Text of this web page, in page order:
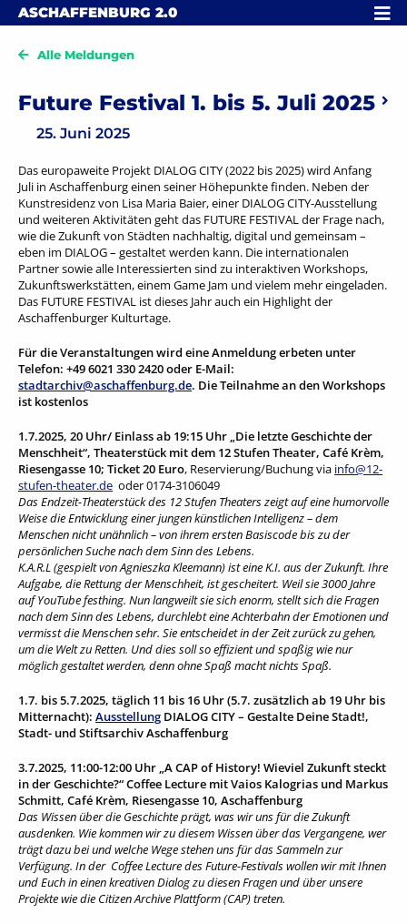
Skip to content
ASCHAFFENBURG 2.0 MENÜ
Alle Meldungen
Beitragsnavigation
Vorheriger: Ausstellungseröffnung im Schönborner Hof
Future Festival 1. bis 5. Juli 2025
25. Juni 2025
Das europaweite Projekt DIALOG CITY (2022 bis 2025) wird Anfang
Juli in Aschaffenburg einen seiner Höhepunkte finden. Neben der
Kunstresidenz von Lisa Maria Baier, einer DIALOG CITY-Ausstellung
und weiteren Aktivitäten geht das FUTURE FESTIVAL der Frage nach,
wie die Zukunft von Städten nachhaltig, digital und gemeinsam –
eben im DIALOG – gestaltet werden kann. Die internationalen
Partner sowie alle Interessierten sind zu interaktiven Workshops,
Zukunftswerkstätten, einem Game Jam und vielem mehr eingeladen.
Das FUTURE FESTIVAL ist dieses Jahr auch ein Highlight der
Aschaffenburger Kulturtage.
Für die Veranstaltungen wird eine Anmeldung erbeten unter
Telefon: +49 6021 330 2420 oder E-Mail:
stadtarchiv@aschaffenburg.de. Die Teilnahme an den Workshops
ist kostenlos
1.7.2025, 20 Uhr/ Einlass ab 19:15 Uhr „Die letzte Geschichte der
Menschheit“, Theaterstück mit dem 12 Stufen Theater, Café Krèm,
Riesengasse 10; Ticket 20 Euro, Reservierung/Buchung via info@12-
stufen-theater.de oder 0174-3106049
Das Endzeit-Theaterstück des 12 Stufen Theaters zeigt auf eine humorvolle
Weise die Entwicklung einer jungen künstlichen Intelligenz – dem
Menschen nicht unähnlich – von ihrem ersten Basiscode bis zu der
persönlichen Suche nach dem Sinn des Lebens.
K.A.R.L (gespielt von Agnieszka Kleemann) ist eine K.I. aus der Zukunft. Ihre
Aufgabe, die Rettung der Menschheit, ist gescheitert. Weil sie 3000 Jahre
auf YouTube festhing. Nun langweilt sie sich enorm, stellt sich die Fragen
nach dem Sinn des Lebens, durchlebt eine Achterbahn der Emotionen und
vermisst die Menschen sehr. Sie entscheidet in der Zeit zurück zu gehen,
um die Welt zu Retten. Und dies soll so effizient und spaßig wie nur
möglich gestaltet werden, denn ohne Spaß macht nichts Spaß.
1.7. bis 5.7.2025, täglich 11 bis 16 Uhr (5.7. zusätzlich ab 19 Uhr bis
Mitternacht): Ausstellung DIALOG CITY – Gestalte Deine Stadt!,
Stadt- und Stiftsarchiv Aschaffenburg
3.7.2025, 11:00-12:00 Uhr „A CAP of History! Wieviel Zukunft steckt
in der Geschichte?“ Coffee Lecture mit Vaios Kalogrias und Markus
Schmitt, Café Krèm, Riesengasse 10, Aschaffenburg
Das Wissen über die Geschichte prägt, was wir uns für die Zukunft
ausdenken. Wie kommen wir zu diesem Wissen über das Vergangene, wer
trägt dazu bei und welche Wege stehen uns für das Sammeln zur
Verfügung. In der Coffee Lecture des Future-Festivals wollen wir mit Ihnen
und Euch in einen kreativen Dialog zu diesen Fragen und über unsere
Projekte wie die Citizen Archive Plattform (CAP) treten.